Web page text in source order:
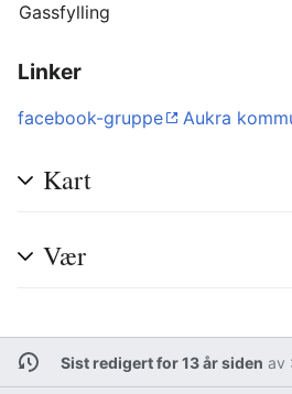
Gassfylling
Linker
facebook-gruppe Aukra
Kart
Vær
Sist redigert for 13 år siden av